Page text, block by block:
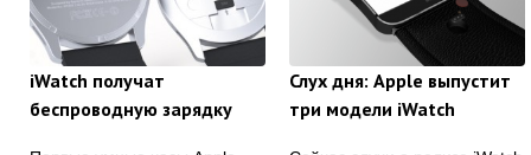
iWatch получат
беспроводную зарядку
Слух дня: Apple выпустит
три модели iWatch